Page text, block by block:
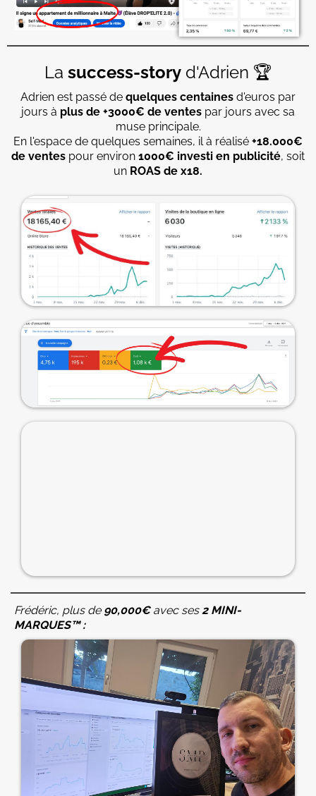
La success-storyd'Adrien 🏆
Adrien est passé de quelques centaines d'euros par
jours à plus de +3000€ de ventes par jours avec sa
muse principale.
En l'espace de quelques semaines, il à réalisé +18.000€
de ventes pour environ 1000€ investi en publicité, soit
un ROAS de x18.
Frédéric, plus de 90,000€avec ses 2 MINI-
MARQUES™ :